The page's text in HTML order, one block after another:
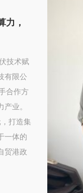
力，
技术赋
有限公
业。
打造集
一体的
贸港政